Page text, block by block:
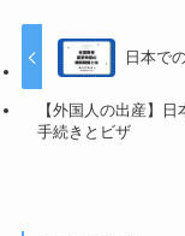
日本で
【外国人の出産】
手続きとビザ